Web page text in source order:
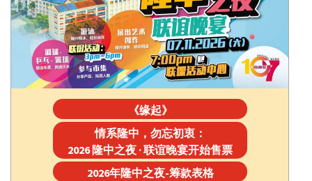
《缘起》
情系隆中，勿忘初衷：
2026 隆中之夜 · 联谊晚宴开始售票
2026年隆中之夜-筹款表格